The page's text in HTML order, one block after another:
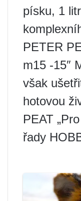
písku, 1
PETER
m15 -15″
však
hotovou
PEAT
řady